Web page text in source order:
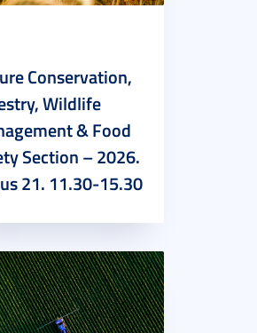
Conservation,
Wildlife
& Food
Section – 2026.
21. 11.30-15.30